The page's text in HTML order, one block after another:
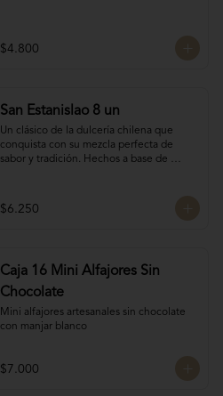
$4.800
San Estanislao 8 un
Un clásico de la dulcería chilena que
conquista con su mezcla perfecta de
sabor y tradición. Hechos a base de
cada San Estanislao guarda ese toque
casero y especial que solo ella sabe dar.
antojo dulce lleno de cariño.
$6.250
Caja 16 Mini Alfajores Sin
Chocolate
Mini alfajores artesanales sin chocolate
con manjar blanco
$7.000